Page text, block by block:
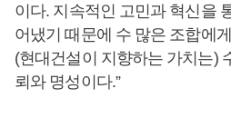
이다. 지속적인 고민과 혁신을
어냈기 때문에 수 많은 조합에
(현대건설이 지향하는 가치는)
뢰와 명성이다.”